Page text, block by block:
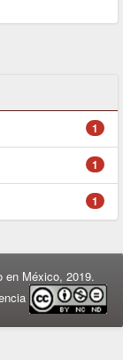
1
1
1
en México, 2019.